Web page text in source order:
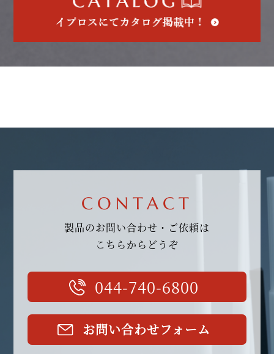
CONTACT
製品のお問い合わせ・ご依頼は
こちらからどうぞ
044-740-6800
お問い合わせフォーム